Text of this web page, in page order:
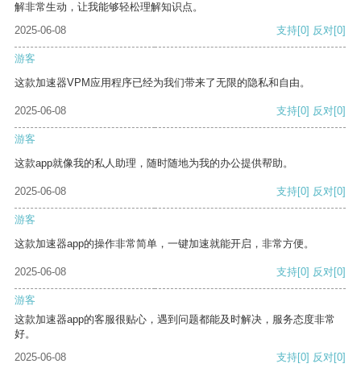
解非常生动，让我能够轻松理解知识点。
2025-06-08
支持[0] 反对[0]
游客
这款加速器VPM应用程序已经为我们带来了无限的隐私和自由。
2025-06-08 支持[0] 反对[0]
游客
这款app就像我的私人助理，随时随地为我的办公提供帮助。
2025-06-08 支持[0] 反对[0]
游客
这款加速器app的操作非常简单，一键加速就能开启，非常方便。
2025-06-08 支持[0] 反对[0]
游客
这款加速器app的客服很贴心，遇到问题都能及时解决，服务态度非常
好。
2025-06-08
支持[0] 反对[0]